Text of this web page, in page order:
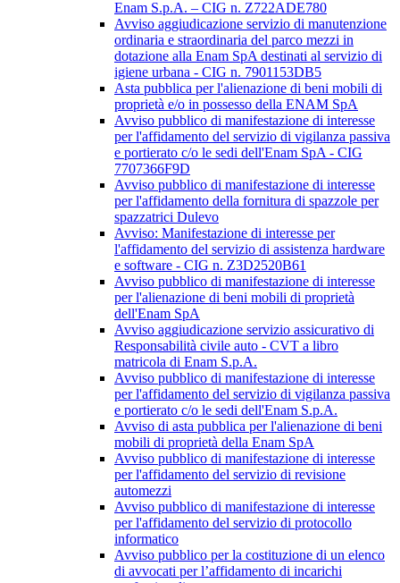
Enam S.p.A. – CIG n. Z722ADE780
Avviso aggiudicazione servizio di manutenzione
ordinaria e straordinaria del parco mezzi in
dotazione alla Enam SpA destinati al servizio di
igiene urbana - CIG n. 7901153DB5
Asta pubblica per l'alienazione di beni mobili di
proprietà e/o in possesso della ENAM SpA
Avviso pubblico di manifestazione di interesse
per l'affidamento del servizio di vigilanza passiva
e portierato c/o le sedi dell'Enam SpA - CIG
7707366F9D
Avviso pubblico di manifestazione di interesse
per l'affidamento della fornitura di spazzole per
spazzatrici Dulevo
Avviso: Manifestazione di interesse per
l'affidamento del servizio di assistenza hardware
e software - CIG n. Z3D2520B61
Avviso pubblico di manifestazione di interesse
per l'alienazione di beni mobili di proprietà
dell'Enam SpA
Avviso aggiudicazione servizio assicurativo di
Responsabilità civile auto - CVT a libro
matricola di Enam S.p.A.
Avviso pubblico di manifestazione di interesse
per l'affidamento del servizio di vigilanza passiva
e portierato c/o le sedi dell'Enam S.p.A.
Avviso di asta pubblica per l'alienazione di beni
mobili di proprietà della Enam SpA
Avviso pubblico di manifestazione di interesse
per l'affidamento del servizio di revisione
automezzi
Avviso pubblico di manifestazione di interesse
per l'affidamento del servizio di protocollo
informatico
Avviso pubblico per la costituzione di un elenco
di avvocati per l’affidamento di incarichi